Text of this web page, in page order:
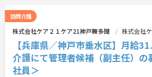
訪問介護
株式会社ケア２１ケア21神戸舞多聞 株式会社
【兵庫県／神戸市垂水区】月給
介護にて管理者候補（副主任）
社員＞